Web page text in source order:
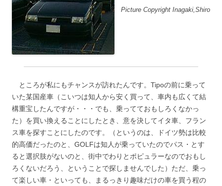
Picture Copyright Inagaki,Shiro
ところが私にもチャンスが訪れたんです。Tipoの前に乗って
いた某国産車（こいつは知人から安く買って、車内も広くて結
構重宝したんですが・・・でも、乗ってておもしろくなかっ
た）を買い換えることにしたとき、意を決してイタ車、フラン
ス車を探すことにしたのです。（というのは、ドイツ勢は比較
的高価だったのと、GOLFは知人が乗っていたのでパス・とす
ると選択肢がないのと、街中でわりとポピュラーなのでおもし
ろくないだろう、ということで探しませんでした）ただ、乗っ
て楽しい車・といっても、まるっきり趣味だけの車を買う程の